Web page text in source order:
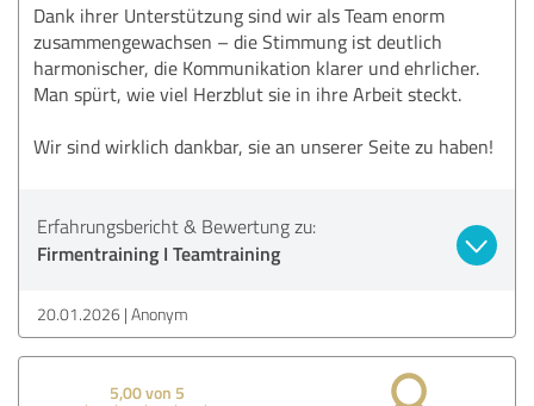
Dank ihrer Unterstützung sind wir als Team enorm
zusammengewachsen – die Stimmung ist deutlich
harmonischer, die Kommunikation klarer und ehrlicher.
Man spürt, wie viel Herzblut sie in ihre Arbeit steckt.
Wir sind wirklich dankbar, sie an unserer Seite zu haben!
Erfahrungsbericht & Bewertung zu:
Firmentraining I Teamtraining
20.01.2026 Anonym
5,00 von 5